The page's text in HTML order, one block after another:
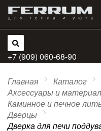
+7 (909) 060-68-90
Главная
Каталог
Аксессуары и
Каминное и печное
Дверцы
Дверка для печи